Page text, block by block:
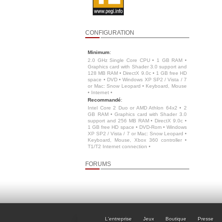
CONFIGURATION
Minimum:
2.0 GHz Single Core CPU • 1 GB RAM •
Graphics card with Shader 3.0 support and
128 MB RAM • DirectX 9.0c • 1 GB free HD
space • DVD • Windows XP SP2 / Vista / 7
or Mac: Snow Leopard • Keyboard, Mouse
• Internet •
Recommandé:
Intel Core 2 Duo or AMD Athlon 64x2 • 2
GB RAM • Graphics card with Shader 3.0
support and 256 MB RAM • DirectX 9.0c •
1 GB free HD space • DVD-Rom • Windows
XP SP2 / Vista / 7 or Mac: Snow Leopard •
Keyboard, Mouse, Xbox 360 controller •
T1/T2 Internet connection •
FORUMS
L'entreprise Jeux Boutique Presse